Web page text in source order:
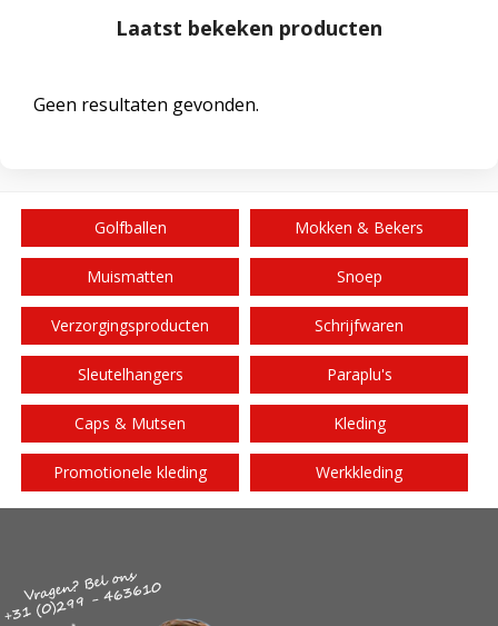
Laatst bekeken producten
Geen resultaten gevonden.
Golfballen Mokken & Bekers
Muismatten Snoep
Verzorgingsproducten Schrijfwaren
Sleutelhangers Paraplu's
Caps & Mutsen Kleding
Promotionele kleding Werkkleding